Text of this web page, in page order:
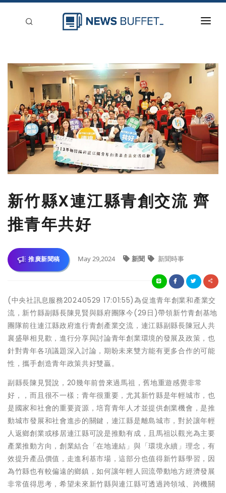
新聞稿分類
登入
刊登
新竹縣X連江縣青創交流 齊
推青年共好
推廣新聞稿 May 29,2024 新聞 新聞時事
(中央社訊息服務20240529 17:01:55)為促進青年創業和產業交
流，新竹縣副縣長陳見賢與縣府團隊今(29日)帶領新竹青創基地
團隊前往連江縣政府進行青創產業交流，連江縣副縣長陳冠人共
襄盛舉相見歡，進行分享與討論青年創業環境的發展及政策，也
針對青年各項議題深入討論，期盼未來雙方能有更多合作的可能
性，攜手創造青年政策共好雙贏。
副縣長陳見賢說，20幾年前曾來過馬祖，舊地重遊感覺非常
好，，而且很不一樣；青年很重要，尤其新竹縣是年輕城市，也
是國家和社會的重要資源，培育青年人才並提供創業機會，是推
動城市發展和社會進步的關鍵，連江縣是離島城市，對於讓年輕
人返鄉創業或移居連江縣可說是推動有成，且馬祖以觀光為主要
產業推動方向，創業結合「在地連結」與「環境永續」理念，有
效提升產品價值，走進利基市場，這部分也值得新竹縣學習，因
為竹縣也有較偏遠的鄉鎮，如何讓年輕人回流帶動地方經濟發展
非常值得思考，希望未來新竹縣與連江縣可透過跨領域、跨機關